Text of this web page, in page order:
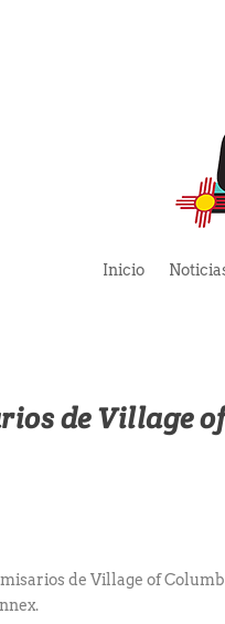
Inicio
de Village
de Village of